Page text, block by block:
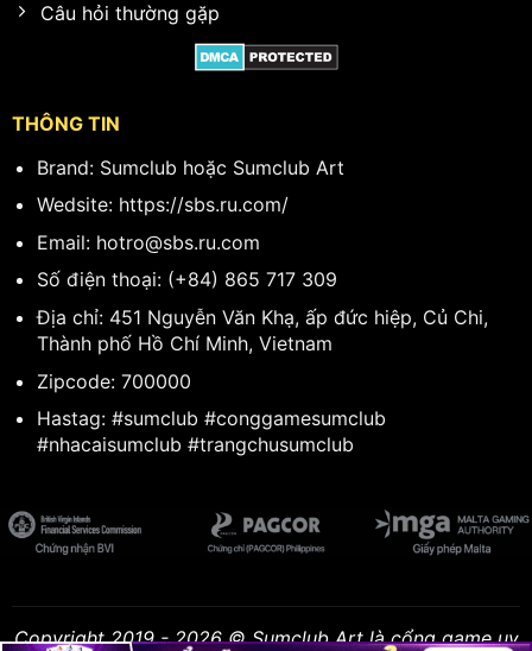
Câu hỏi thường gặp
THÔNG TIN
Brand: Sumclub hoặc Sumclub Art
Wedsite: https://sbs.ru.com/
Email: hotro@sbs.ru.com
Số điện thoại: (+84) 865 717 309
Địa chỉ: 451 Nguyễn Văn Khạ, ấp đức hiệp, Củ Chi,
Thành phố Hồ Chí Minh, Vietnam
Zipcode: 700000
Hastag: #sumclub #conggamesumclub
#nhacaisumclub #trangchusumclub
Copyright 2019 - 2026 © Sumclub Art là cổng game uy